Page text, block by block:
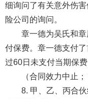
细询问了有关意外伤
险公司的询问。
章一德为吴氏和
付保费。章一德支付
过60日未支付当期保
（合同效力中止
8. 甲、乙、丙合伙